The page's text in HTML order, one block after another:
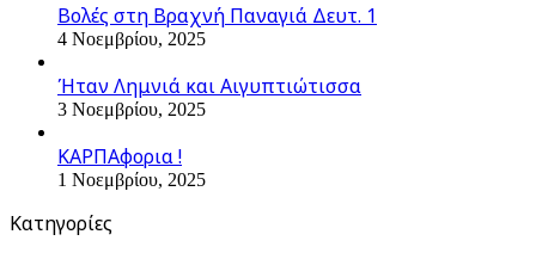
Βολές στη Βραχνή Παναγιά Δευτ. 1
4 Νοεμβρίου, 2025
Ήταν Λημνιά και Αιγυπτιώτισσα
3 Νοεμβρίου, 2025
ΚΑΡΠΑφορια !
1 Νοεμβρίου, 2025
Kατηγορίες